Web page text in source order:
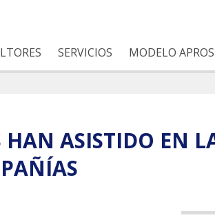
SERVICIOS MODELO APROS
HAN ASISTIDO EN